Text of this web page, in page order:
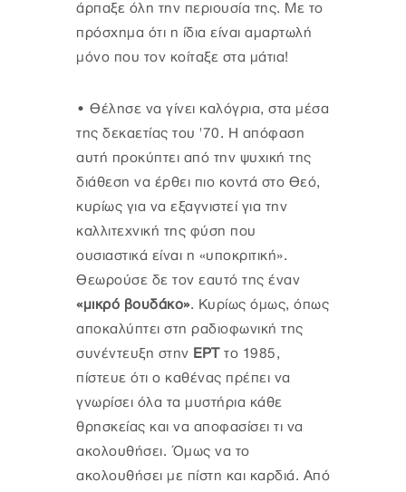
άρπαξε όλη την περιουσία της. Με το
πρόσχημα ότι η ίδια είναι αμαρτωλή
μόνο που τον κοίταξε στα μάτια!
• Θέλησε να γίνει καλόγρια, στα μέσα
της δεκαετίας του '70. Η απόφαση
αυτή προκύπτει από την ψυχική της
διάθεση να έρθει πιο κοντά στο Θεό,
κυρίως για να εξαγνιστεί για την
καλλιτεχνική της φύση που
ουσιαστικά είναι η «υποκριτική».
Θεωρούσε δε τον εαυτό της έναν
«μικρό βουδάκο». Κυρίως όμως, όπως
αποκαλύπτει στη ραδιοφωνική της
συνέντευξη στην ΕΡΤτο 1985,
πίστευε ότι ο καθένας πρέπει να
γνωρίσει όλα τα μυστήρια κάθε
θρησκείας και να αποφασίσει τι να
ακολουθήσει. Όμως να το
ακολουθήσει με πίστη και καρδιά. Από